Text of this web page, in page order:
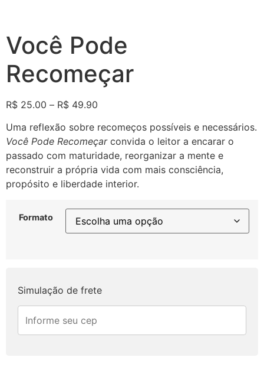
Você Pode
Recomeçar
R$ 25.00 – R$ 49.90
Uma reflexão sobre recomeços possíveis e necessários.
Você Pode Recomeçarconvida o leitor a encarar o
passado com maturidade, reorganizar a mente e
reconstruir a própria vida com mais consciência,
propósito e liberdade interior.
Formato
Simulação de frete